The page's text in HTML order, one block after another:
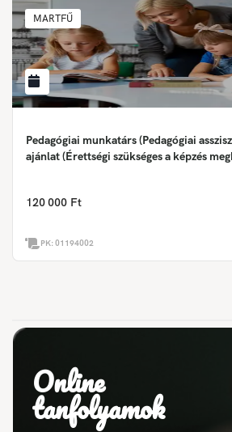
MARTFŰ
Pedagógiai munkatárs (Pedagógiai
ajánlat (Érettségi szükséges a képzés
120 000 Ft
PK:01194002
Online
tanfolyamok